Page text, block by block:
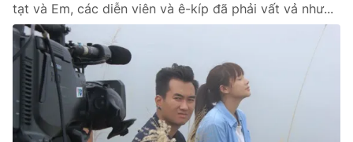
tạt và Em, các diễn viên và ê-kíp đã phải vất vả như...